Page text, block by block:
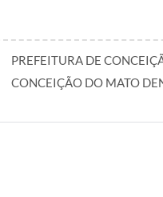
PREFEITURA DE
CONCEIÇÃO DO MATO